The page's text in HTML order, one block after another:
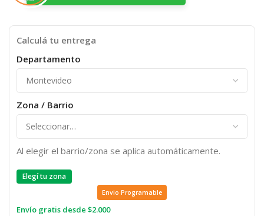
Calculá tu entrega
Departamento
Zona / Barrio
Al elegir el barrio/zona se aplica automáticamente.
Elegí tu zona
Envio Programable
Envío gratis desde $2.000